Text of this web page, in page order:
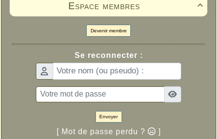

Espace membres
Devenir membre
Se reconnecter :
Envoyer
[ Mot de passe perdu ? ]